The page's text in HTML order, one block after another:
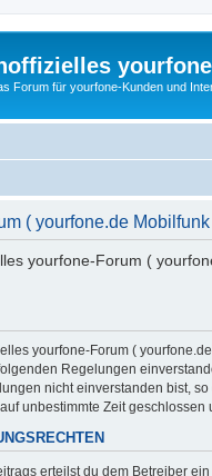
Forum für yourfone-Kunden und
( yourfone.de
yourfone-Forum (
yourfone-Forum (
Regelungen
nicht einverstanden bist,
unbestimmte Zeit
erteilst du dem Betreiber